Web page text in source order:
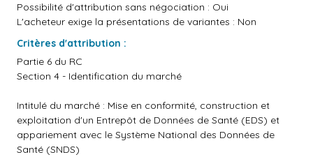
Possibilité d'attribution sans négociation : Oui
L'acheteur exige la présentations de variantes : Non
Critères d'attribution :
Partie 6 du RC
Section 4 - Identification du marché
Intitulé du marché : Mise en conformité, construction et
exploitation d'un Entrepôt de Données de Santé (EDS) et
appariement avec le Système National des Données de
Santé (SNDS)